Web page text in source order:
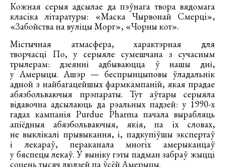
Кожная серыя адсылае да пэўнага твора вядомага
класіка літаратуры: «Маска Чырвонай Смерці»,
«Забойства на вуліцы Морг», «Чорны кот».
Містычная атмасфера, характэрная для
творчасці По, у серыяле сумешчана з сучасным
трылерам: дзеянні адбываюцца ў нашы дні,
у Амерыцы. Ашэр — беспрынцыповы ўладальнік
адной з найбагацейшых фармкампаній, якая прадае
абязбольваючыя прэпараты. Тут аўтары серыяла
відавочна адсылаюць да рэальных падзей: у 1990-х
гадах кампанія Purdue Pharma пачала вырабляць
апіёдныя абязбольваючыя, якія, па іх словах,
не выклікалі прывыкання, і, падкупіўшы экспертаў
і лекараў, пераканала многіх амерыканцаў
у бяспецы лекаў. У выніку гэты падман забраў жыцці
соцень тысяч людзей па ўсёй Амерыцы.